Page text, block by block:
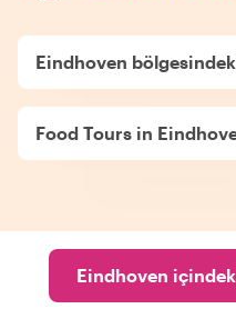
Eindhoven
Food Tours in
Eindhoven